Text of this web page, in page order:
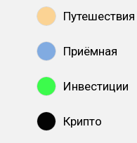
Путешествия
Приёмная
Инвестиции
Крипто